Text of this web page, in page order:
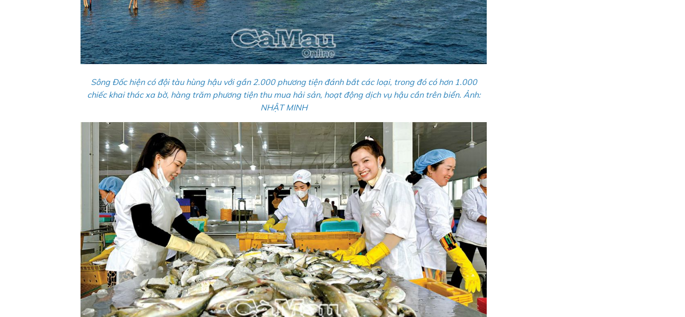
Sông Ðốc hiện có đội tàu hùng hậu với gần 2.000 phương tiện đánh bắt các loại, trong đó có hơn 1.000
chiếc khai thác xa bờ, hàng trăm phương tiện thu mua hải sản, hoạt động dịch vụ hậu cần trên biển. Ảnh:
NHẬT MINH